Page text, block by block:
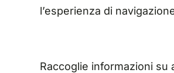
l’esperienza di
Raccoglie informazioni